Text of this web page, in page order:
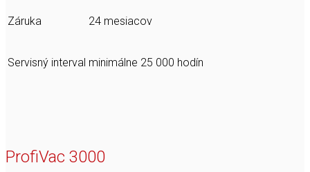
Záruka 24 mesiacov
Servisný interval minimálne 25 000 hodín
ProfiVac 3000